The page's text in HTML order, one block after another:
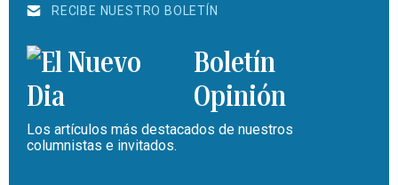
RECIBE NUESTRO BOLETÍN
Boletín
Opinión
Los artículos más destacados de nuestros
columnistas e invitados.